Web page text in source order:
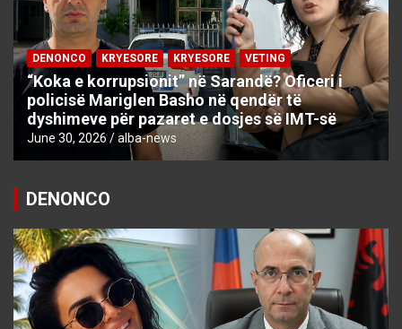
DENONCO KRYESORE KRYESORE VETING
“Koka e korrupsionit” në Sarandë? Oficeri i
policisë Mariglen Basho në qendër të
dyshimeve për pazaret e dosjes së IMT-së
June 30, 2026 alba-news
DENONCO